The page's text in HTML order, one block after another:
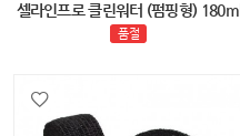
셀라인프로 클린워터 (펌핑형) 180ml
품절